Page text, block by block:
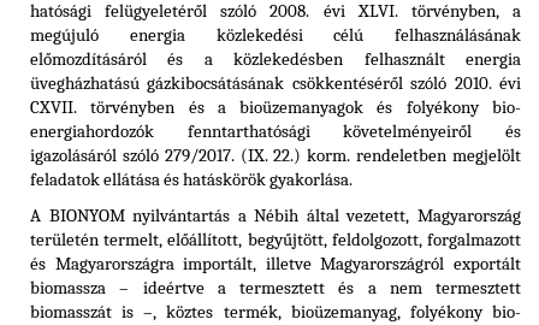
hatósági felügyeletéről szóló 2008. évi XLVI. törvényben, a
megújuló energia közlekedési célú felhasználásának
előmozdításáról és a közlekedésben felhasznált energia
üvegházhatású gázkibocsátásának csökkentéséről szóló 2010. évi
CXVII. törvényben és abioüzemanyagok és folyékony bio-
energiahordozók fenntarthatósági követelményeiről és
igazolásáról szóló 279/2017. (IX. 22.) korm. rendeletben megjelölt
feladatok ellátása és hatáskörök gyakorlása.
A BIONYOM nyilvántartás a Nébih által vezetett, Magyarország
területén termelt, előállított, begyűjtött, feldolgozott, forgalmazott
és Magyarországra importált, illetve Magyarországról exportált
biomassza – ideértve a termesztett és a nem termesztett
biomasszát is –, köztes termék, bioüzemanyag, folyékony bio-